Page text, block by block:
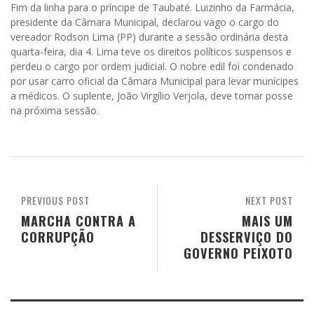
Fim da linha para o príncipe de Taubaté. Luizinho da Farmácia,
presidente da Câmara Municipal, declarou vago o cargo do
vereador Rodson Lima (PP) durante a sessão ordinária desta
quarta-feira, dia 4. Lima teve os direitos políticos suspensos e
perdeu o cargo por ordem judicial. O nobre edil foi condenado
por usar carro oficial da Câmara Municipal para levar munícipes
a médicos. O suplente, João Virgílio Verjola, deve tomar posse
na próxima sessão.
NEXT POST
MAIS UM
DESSERVIÇO DO
GOVERNO PEIXOTO
PREVIOUS POST
MARCHA CONTRA A
CORRUPÇÃO